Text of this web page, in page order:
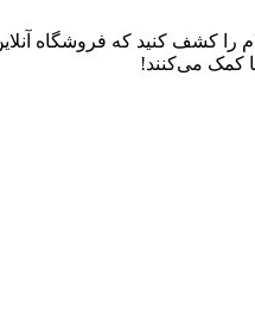
را کشف کنید که فروشگاه
کمک می‌کنند!